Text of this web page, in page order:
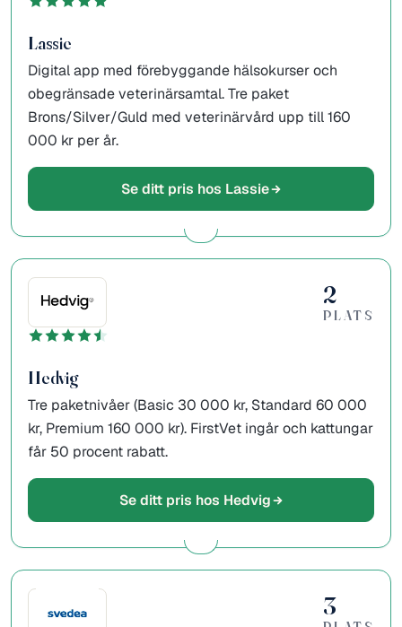
Lassie
Digital app med förebyggande hälsokurser och
obegränsade veterinärsamtal. Tre paket
Brons/Silver/Guld med veterinärvård upp till 160
000 kr per år.
Se ditt pris hos Lassie
2
PLATS
Hedvig
Tre paketnivåer (Basic 30 000 kr, Standard 60 000
kr, Premium 160 000 kr). FirstVet ingår och kattungar
får 50 procent rabatt.
Se ditt pris hos Hedvig
3